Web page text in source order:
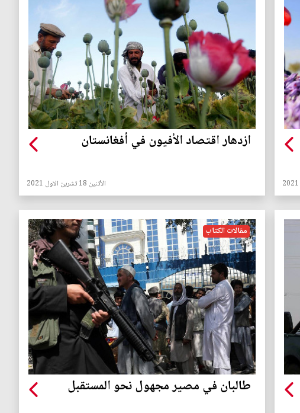
ازدهار اقتصاد الأفيون في أفغانستان
الأثنين 18 تشرين الاول 2021
مقالات الكتاب
طالبان في مصير مجهول نحو المستقبل